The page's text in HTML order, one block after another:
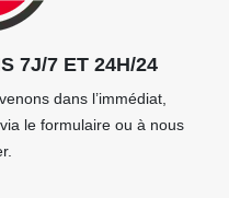
7J/7 ET 24H/24
dans l’immédiat,
le formulaire ou à nous